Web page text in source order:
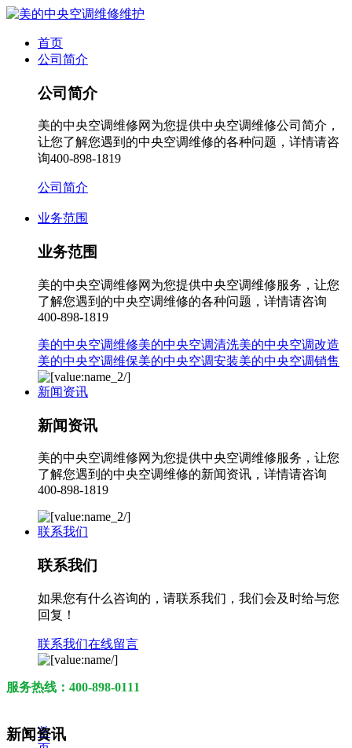
首页
公司简介
公司简介
美的中央空调维修网为您提供中央空调维修公司简介，
让您了解您遇到的中央空调维修的各种问题，详情请咨
询400-898-1819
公司简介
业务范围
业务范围
美的中央空调维修网为您提供中央空调维修服务，让您
了解您遇到的中央空调维修的各种问题，详情请咨询
400-898-1819
美的中央空调维修美的中央空调清洗美的中央空调改造
美的中央空调维保美的中央空调安装美的中央空调销售
新闻资讯
新闻资讯
美的中央空调维修网为您提供中央空调维修服务，让您
了解您遇到的中央空调维修的新闻资讯，详情请咨询
400-898-1819
联系我们
联系我们
如果您有什么咨询的，请联系我们，我们会及时给与您
回复！
联系我们在线留言
服务热线：400-898-0111
首
新闻资讯